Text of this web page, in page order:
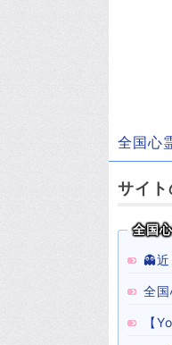
全国心
サイ
全国
👻
全
【